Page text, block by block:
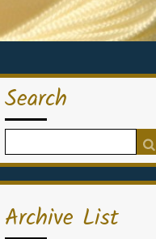
Search
for:
Archive List